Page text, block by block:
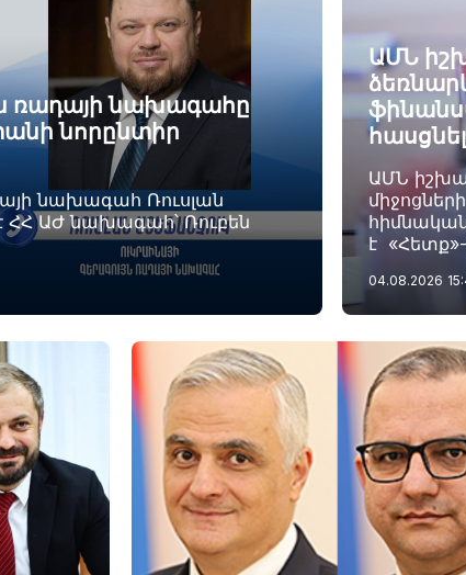
ռադայի նախագահը
նորընտիր
նախագահ Ռուսլան
ՀՀ ԱԺ նախագահ՝ Ռուբեն
ԱՄՆ
ԱՄՆ
է
04.08.2026